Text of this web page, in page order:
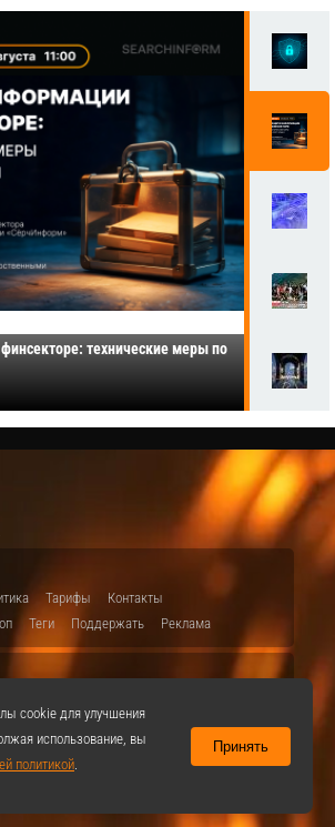
технические меры по
Тарифы
Контакты
Теги Поддержать Реклама
cookie для улучшения
использование, вы
политикой.
Принять